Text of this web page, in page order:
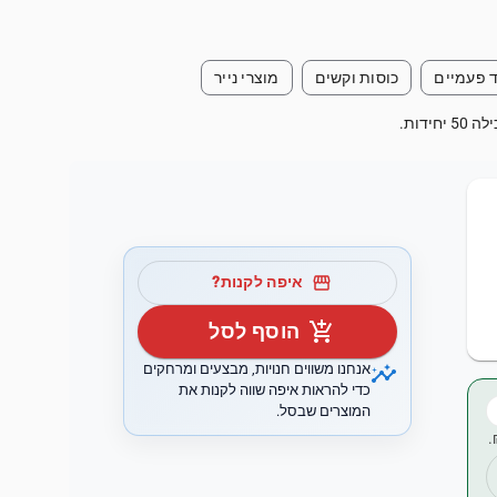
פעמיים כוסות וקשים מוצרי נייר
storefront איפה לקנות?
add_shopping_cart הוסף לסל
insightsאנחנו משווים חנויות, מבצעים ומרחקים
כדי להראות איפה שווה לקנות את
המוצרים שבסל.